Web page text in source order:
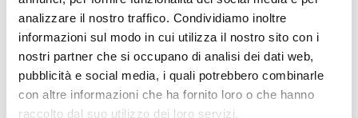
analizzare il nostro traffico. Condividiamo inoltre
informazioni sul modo in cui utilizza il nostro sito con i
nostri partner che si occupano di analisi dei dati web,
pubblicità e social media, i quali potrebbero combinarle
con altre informazioni che ha fornito loro o che hanno
raccolto dal suo utilizzo dei loro servizi.
ORARI E APERTURE
BAMBINI
SERVIZI PER I PIÙ PICCOLI